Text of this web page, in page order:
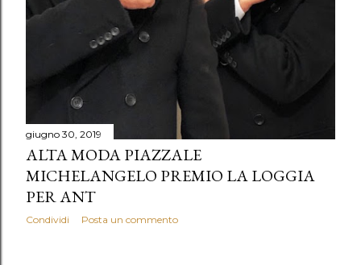
giugno 30, 2019
ALTA MODA PIAZZALE
MICHELANGELO PREMIO LA LOGGIA
PER ANT
Condividi Posta un commento